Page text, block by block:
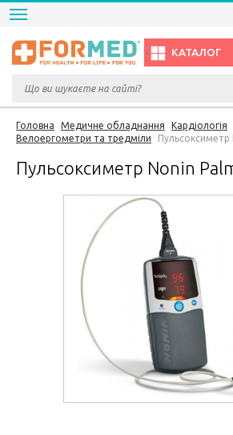
КАТАЛОГ
Головна Медичне обладнання
Кардіологія
Велоергометри та тредміли
Пульсоксиметр
Пульсоксиметр Nonin